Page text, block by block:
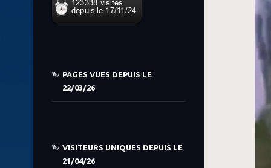
PAGES VUES DEPUIS LE
22/03/26
VISITEURS UNIQUES DEPUIS LE
21/04/26